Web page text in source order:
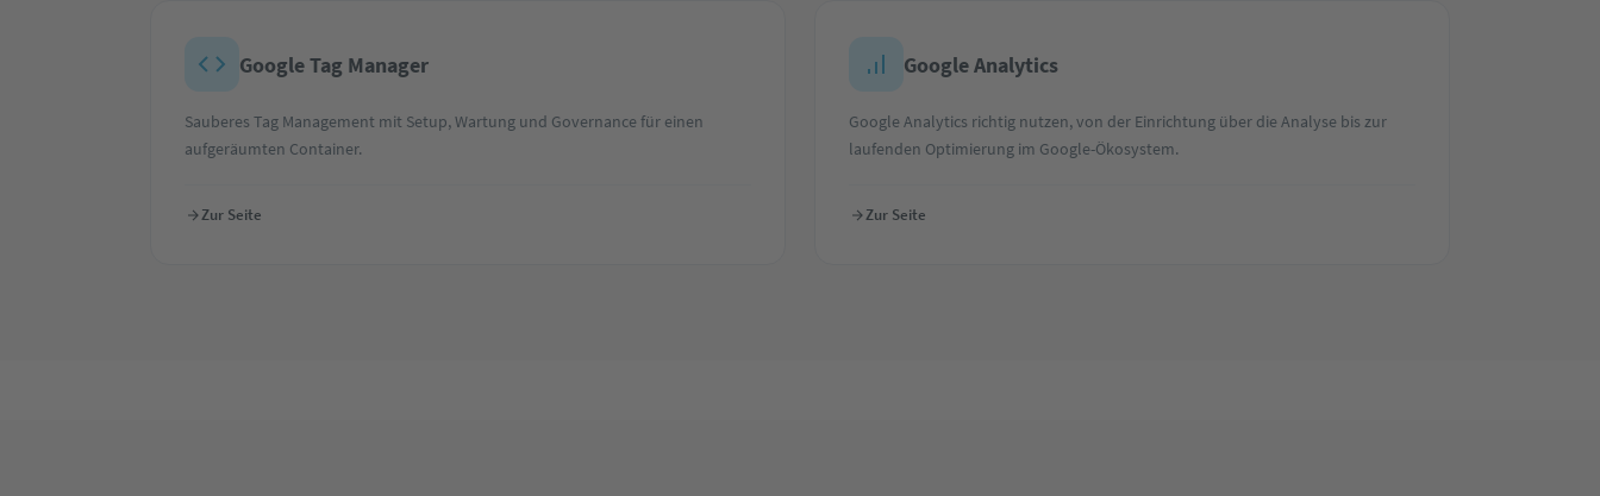
Google Tag Manager
Sauberes Tag Management mit Setup, Wartung und Governance für einen
aufgeräumten Container.
Zur Seite
Google Analytics
Google Analytics richtig nutzen, von der Einrichtung über die Analyse bis zur
laufenden Optimierung im Google-Ökosystem.
Zur Seite